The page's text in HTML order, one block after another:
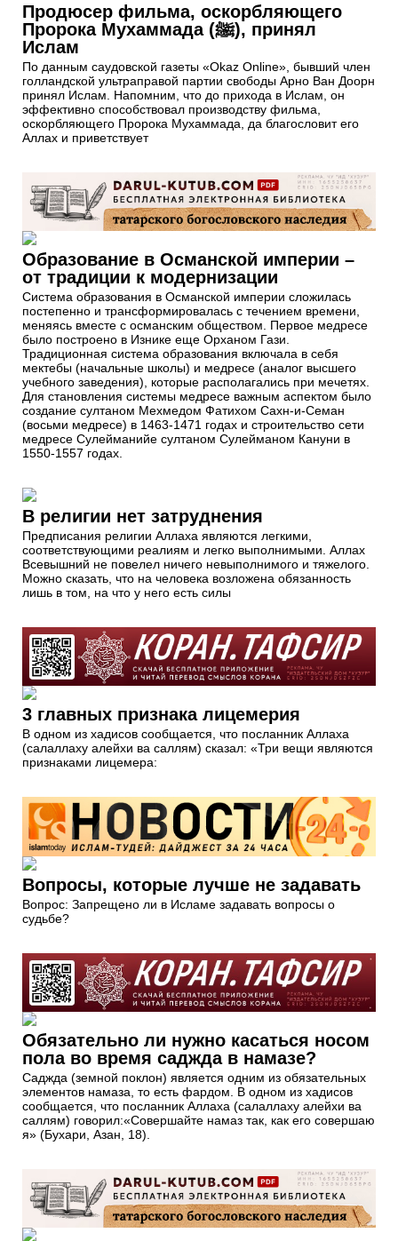
Продюсер фильма, оскорбляющего
Пророка Мухаммада (ﷺ), принял
Ислам
По данным саудовской газеты «Okaz Online», бывший член
голландской ультраправой партии свободы Арно Ван Доорн
принял Ислам. Напомним, что до прихода в Ислам, он
эффективно способствовал производству фильма,
оскорбляющего Пророка Мухаммада, да благословит его
Аллах и приветствует
Образование в Османской империи –
от традиции к модернизации
Система образования в Османской империи сложилась
постепенно и трансформировалась с течением времени,
меняясь вместе с османским обществом. Первое медресе
было построено в Изнике еще Орханом Гази.
Традиционная система образования включала в себя
мектебы (начальные школы) и медресе (аналог высшего
учебного заведения), которые располагались при мечетях.
Для становления системы медресе важным аспектом было
создание султаном Мехмедом Фатихом Сахн-и-Семан
(восьми медресе) в 1463-1471 годах и строительство сети
медресе Сулейманийе султаном Сулейманом Кануни в
1550-1557 годах.
В религии нет затруднения
Предписания религии Аллаха являются легкими,
соответствующими реалиям и легко выполнимыми. Аллах
Всевышний не повелел ничего невыполнимого и тяжелого.
Можно сказать, что на человека возложена обязанность
лишь в том, на что у него есть силы
3 главных признака лицемерия
В одном из хадисов сообщается, что посланник Аллаха
(салаллаху алейхи ва саллям) сказал: «Три вещи являются
признаками лицемера:
Вопросы, которые лучше не задавать
Вопрос: Запрещено ли в Исламе задавать вопросы о
судьбе?
Обязательно ли нужно касаться носом
пола во время саджда в намазе?
Саджда (земной поклон) является одним из обязательных
элементов намаза, то есть фардом. В одном из хадисов
сообщается, что посланник Аллаха (салаллаху алейхи ва
саллям) говорил:«Совершайте намаз так, как его совершаю
я» (Бухари, Азан, 18).